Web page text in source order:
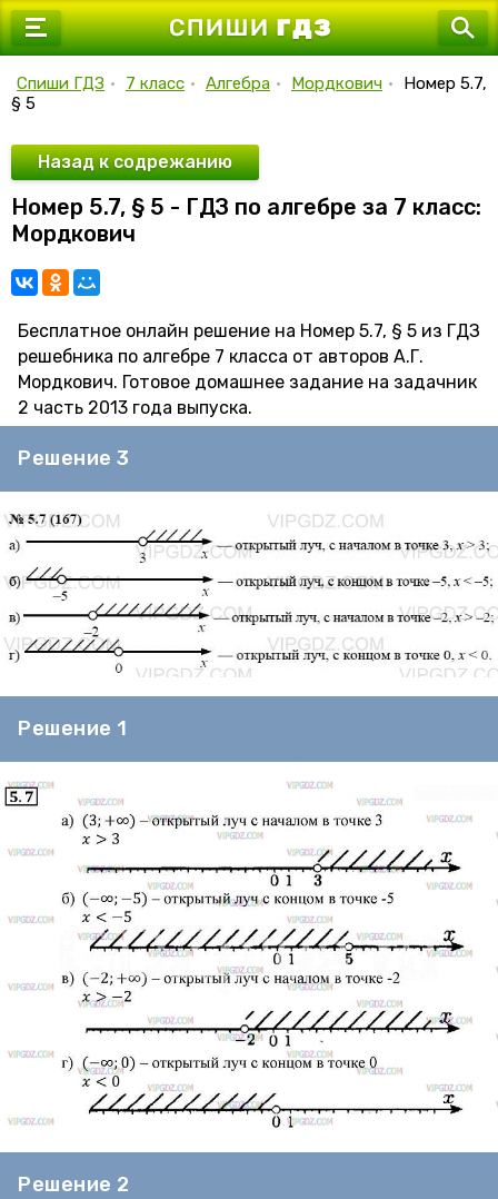
7 класс
9 класс
10 класс
11 класс
Спиши ГДЗ • 7 класс • Алгебра • Мордкович •
Номер 5.7,
§ 5
Назад к содрежанию
Номер 5.7, § 5 - ГДЗ по алгебре за 7 класс:
Мордкович
Бесплатное онлайн решение на Номер 5.7, § 5 из ГДЗ
решебника по алгебре 7 класса от авторов А.Г.
Мордкович. Готовое домашнее задание на задачник
2 часть 2013 года выпуска.
Решение 3
Решение 1
Решение 2